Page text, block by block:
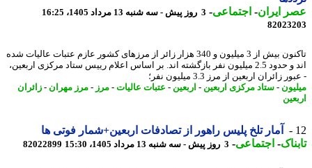
ایران- اجتماعی-3 روز پیش - سه شنبه 13 مرداد 1405، 16:25
تاکنون بیش از 3 میلیون و 340 هزار زائر از مرزهای کشور عازم عتبات عالیات شده
اند و حدود 2.5 میلیون نفر بازگشته اند. بر اساس اعلام رییس ستاد مرکزی اربعین،
زائران اربعین از مرز 3.3 میلیون نفر؛
-ستاد مرکزی اربعین -اربعین -عتبات عالیات-مرز-مرز مهران-
زائران
آمار تلخ پلیس راهور از تصادفات اربعین+شمار فوتی ها
-اجتماعی-3 روز پیش - سه شنبه 13 مرداد 1405، 15:30 82022899